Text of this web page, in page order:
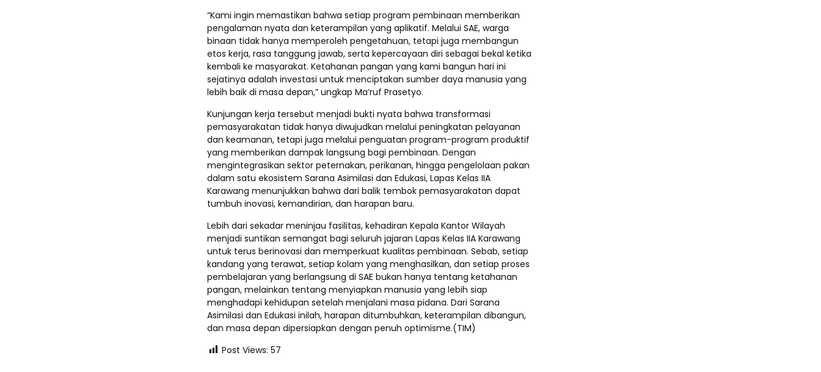
“Kami ingin memastikan bahwa setiap program pembinaan memberikan
pengalaman nyata dan keterampilan yang aplikatif. Melalui SAE, warga
binaan tidak hanya memperoleh pengetahuan, tetapi juga membangun
etos kerja, rasa tanggung jawab, serta kepercayaan diri sebagai bekal ketika
kembali ke masyarakat. Ketahanan pangan yang kami bangun hari ini
sejatinya adalah investasi untuk menciptakan sumber daya manusia yang
lebih baik di masa depan,” ungkap Ma’ruf Prasetyo.
Kunjungan kerja tersebut menjadi bukti nyata bahwa transformasi
pemasyarakatan tidak hanya diwujudkan melalui peningkatan pelayanan
dan keamanan, tetapi juga melalui penguatan program-program produktif
yang memberikan dampak langsung bagi pembinaan. Dengan
mengintegrasikan sektor peternakan, perikanan, hingga pengelolaan pakan
dalam satu ekosistem Sarana Asimilasi dan Edukasi, Lapas Kelas IIA
Karawang menunjukkan bahwa dari balik tembok pemasyarakatan dapat
tumbuh inovasi, kemandirian, dan harapan baru.
Lebih dari sekadar meninjau fasilitas, kehadiran Kepala Kantor Wilayah
menjadi suntikan semangat bagi seluruh jajaran Lapas Kelas IIA Karawang
untuk terus berinovasi dan memperkuat kualitas pembinaan. Sebab, setiap
kandang yang terawat, setiap kolam yang menghasilkan, dan setiap proses
pembelajaran yang berlangsung di SAE bukan hanya tentang ketahanan
pangan, melainkan tentang menyiapkan manusia yang lebih siap
menghadapi kehidupan setelah menjalani masa pidana. Dari Sarana
Asimilasi dan Edukasi inilah, harapan ditumbuhkan, keterampilan dibangun,
dan masa depan dipersiapkan dengan penuh optimisme.(TIM)
Post Views: 57